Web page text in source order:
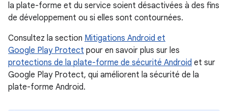
la plate-forme et du service soient désactivées à des fins
de développement ou si elles sont contournées.
Consultez la section Mitigations Android et
Google Play Protect pour en savoir plus sur les
protections de la plate-forme de sécurité Android et sur
Google Play Protect, qui améliorent la sécurité de la
plate-forme Android.